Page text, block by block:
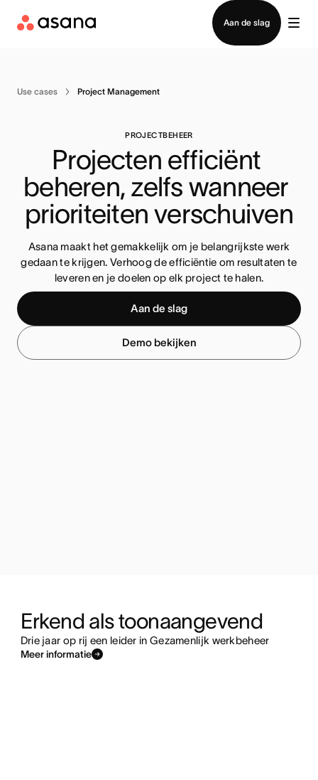
Aan de slag
Contact opnemen met verkoop
Use cases Project Management
PROJECTBEHEER
Projecten efficiënt
beheren, zelfs wanneer
prioriteiten verschuiven
Asana maakt het gemakkelijk om je belangrijkste werk
gedaan te krijgen. Verhoog de efficiëntie om resultaten te
leveren en je doelen op elk project te halen.
Aan de slag
Demo bekijken
Erkend als toonaangevend
Drie jaar op rij een leider in Gezamenlijk werkbeheer
Meer informatie